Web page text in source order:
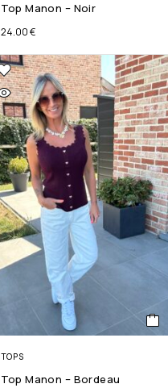
Top Manon – Noir
24.00€
TOPS
Top Manon – Bordeau